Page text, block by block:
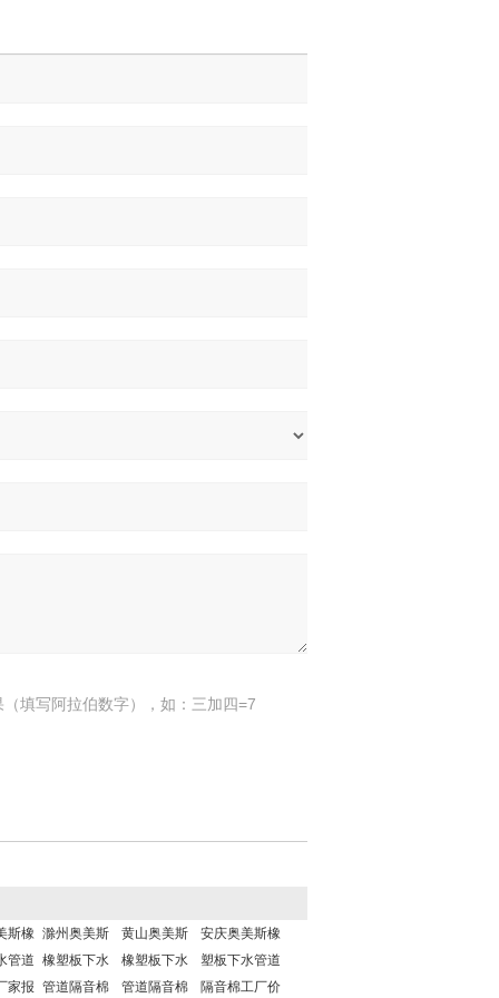
填写阿拉伯数字），如：三加四=7
斯橡
管道
家报
‌滁州奥美斯
橡塑板下水
管道隔音棉
黄山奥美斯
橡塑板下水
管道隔音棉
安庆奥美斯橡
塑板下水管道
隔音棉工厂价